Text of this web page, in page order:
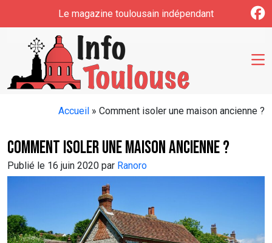
Le magazine toulousain indépendant
Accueil » Comment isoler une maison ancienne ?
Comment isoler une maison ancienne ?
Publié le 16 juin 2020 par Ranoro